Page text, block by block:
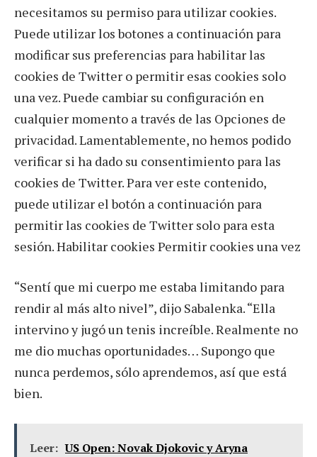
necesitamos su permiso para utilizar cookies.
Puede utilizar los botones a continuación para
modificar sus preferencias para habilitar las
cookies de Twitter o permitir esas cookies solo
una vez. Puede cambiar su configuración en
cualquier momento a través de las Opciones de
privacidad. Lamentablemente, no hemos podido
verificar si ha dado su consentimiento para las
cookies de Twitter. Para ver este contenido,
puede utilizar el botón a continuación para
permitir las cookies de Twitter solo para esta
sesión. Habilitar cookies Permitir cookies una vez
“Sentí que mi cuerpo me estaba limitando para
rendir al más alto nivel”, dijo Sabalenka. “Ella
intervino y jugó un tenis increíble. Realmente no
me dio muchas oportunidades… Supongo que
nunca perdemos, sólo aprendemos, así que está
bien.
Leer: US Open: Novak Djokovic y Aryna